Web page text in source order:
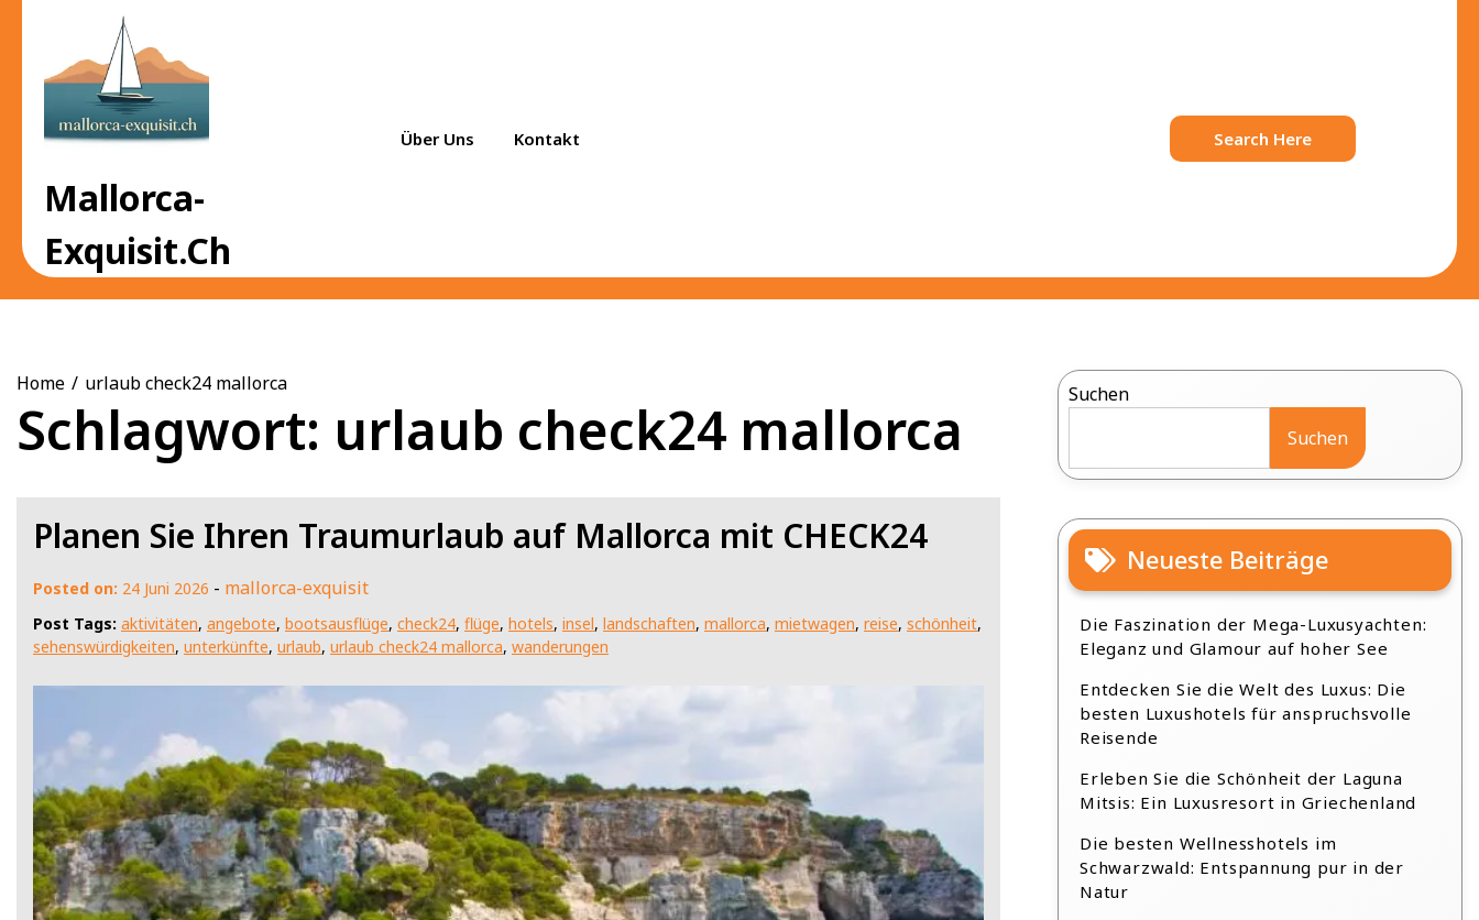
Mallorca-
Exquisit.ch
Über Uns Kontakt Search Here
Home urlaub check24 mallorca
Schlagwort: urlaub check24 mallorca
Planen Sie Ihren Traumurlaub auf Mallorca mit CHECK24
Posted on: 24 Juni 2026 - mallorca-exquisit
Post Tags: aktivitäten, angebote, bootsausflüge, check24, flüge, hotels, insel, landschaften, mallorca, mietwagen, reise, schönheit,
sehenswürdigkeiten, unterkünfte, urlaub, urlaub check24 mallorca, wanderungen
Suchen
Suchen
Neueste Beiträge
Die Faszination der Mega-Luxusyachten:
Eleganz und Glamour auf hoher See
Entdecken Sie die Welt des Luxus: Die
besten Luxushotels für anspruchsvolle
Reisende
Erleben Sie die Schönheit der Laguna
Mitsis: Ein Luxusresort in Griechenland
Die besten Wellnesshotels im
Schwarzwald: Entspannung pur in der
Natur